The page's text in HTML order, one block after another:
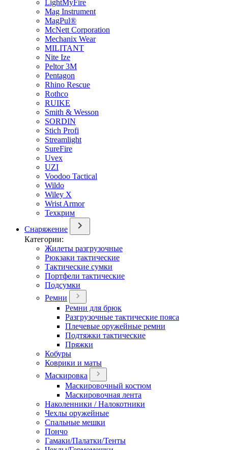
LightMyFire
Mag Instrument
MagPul®
McNett Corporation
Mechanix Wear
MILITANT
Nite Ize
Peltor 3M
Pentagon
Rhino Rescue
Rothco
RUIKE
Smith & Wesson
SORDIN
Stich Profi
Streamlight
SureFire
Uvex
UZI
Voodoo Tactical
Wildo
Wiley X
Wrist Armor
Техкрим
Снаряжение
Категории:
Жилеты разгрузочные
Рюкзаки тактические
Тактические сумки
Портфели тактические
Подсумки
Ремни
Ремни для брюк
Разгрузочные тактические пояса
Плечевые оружейные ремни
Подтяжки тактические
Пряжки
Кобуры
Коврики и маты
Маскировка
Маскировочный костюм
Маскировочная лента
Наколенники / Налокотники
Чехлы оружейные
Спальные мешки
Пончо
Гамаки/Палатки/Тенты